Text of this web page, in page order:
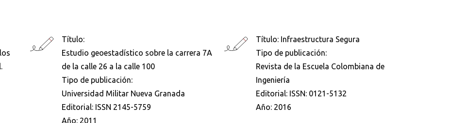
Título:
Estudio geoestadístico sobre la carrera 7A
de la calle 26 a la calle 100
Tipo de publicación:
Universidad Militar Nueva Granada
Editorial: ISSN 2145-5759
Año: 2011
Título: Infraestructura Segura
Tipo de publicación:
Revista de la Escuela Colombiana de
Ingeniería
Editorial: ISSN: 0121-5132
Año: 2016